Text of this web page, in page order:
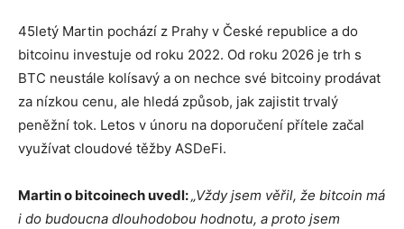
45letý Martin pochází z Prahy v České republice a do
bitcoinu investuje od roku 2022. Od roku 2026 je trh s
BTC neustále kolísavý a on nechce své bitcoiny prodávat
za nízkou cenu, ale hledá způsob, jak zajistit trvalý
peněžní tok. Letos v únoru na doporučení přítele začal
využívat cloudové těžby ASDeFi.
Martin o bitcoinech uvedl:„Vždy jsem věřil, že bitcoin má
i do budoucna dlouhodobou hodnotu, a proto jsem